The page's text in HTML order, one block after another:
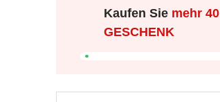
Kaufen Sie mehr
GESCHENK